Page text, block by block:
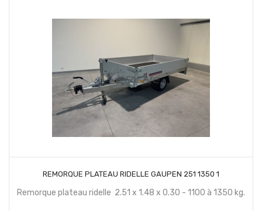
REMORQUE PLATEAU RIDELLE GAUPEN 251 1350 1
Remorque plateau ridelle 2.51 x 1.48 x 0.30 - 1100 à 1350 kg.